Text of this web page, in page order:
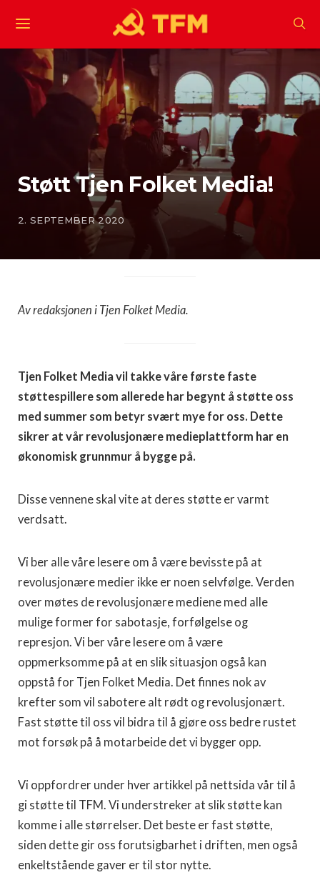
Støtt Tjen Folket Media!
2. SEPTEMBER 2020
Av redaksjonen i Tjen Folket Media.
Tjen Folket Media vil takke våre første faste
støttespillere som allerede har begynt å støtte oss
med summer som betyr svært mye for oss. Dette
sikrer at vår revolusjonære medieplattform har en
økonomisk grunnmur å bygge på.
Disse vennene skal vite at deres støtte er varmt
verdsatt.
Vi ber alle våre lesere om å være bevisste på at
revolusjonære medier ikke er noen selvfølge. Verden
over møtes de revolusjonære mediene med alle
mulige former for sabotasje, forfølgelse og
represjon. Vi ber våre lesere om å være
oppmerksomme på at en slik situasjon også kan
oppstå for Tjen Folket Media. Det finnes nok av
krefter som vil sabotere alt rødt og revolusjonært.
Fast støtte til oss vil bidra til å gjøre oss bedre rustet
mot forsøk på å motarbeide det vi bygger opp.
Vi oppfordrer under hver artikkel på nettsida vår til å
gi støtte til TFM. Vi understreker at slik støtte kan
komme i alle størrelser. Det beste er fast støtte,
siden dette gir oss forutsigbarhet i driften, men også
enkeltstående gaver er til stor nytte.